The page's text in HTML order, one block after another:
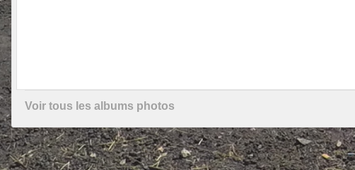
Voir tous les albums photos